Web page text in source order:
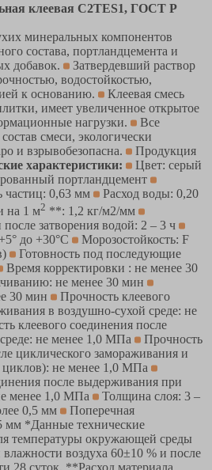
клеевая С2ТЕS1, ГОСТ Р
минеральных компонентов
состава, портландцемента и
добавок.
Затвердевший раствор
водостойкостью,
к основанию.
Клеевая смесь
имеет увеличенное открытое
нагрузки.
Все
смеси, экологически
и взрывобезопасна.
Продукция
характеристики:
Цвет: серый
портландцемент
частиц: 0,63 мм
Расход воды: 0,20
на 1 м2 **: 1,2 кг/м2/мм
затворения водой: 2 – 3 ч
до +30°С
Морозостойкость: F
Готовность под последующие
Время корректировки : не менее 30
не менее 30 мин
30 мин
Прочность клеевого
в воздушно-сухой среде: не
клеевого соединения после
не менее 1,0 МПа
Прочность
циклического замораживания и
циклов): не менее 1,0 МПа
после выдерживания при
менее 1,0 МПа
Толщина слоя: 3 –
0,5 мм
Поперечная
мм *Данные технические
температуры окружающей среды
воздуха 60±10 % и после